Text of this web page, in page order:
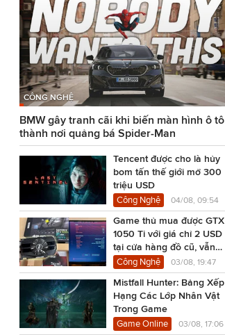
CÔNG NGHỆ
BMW gây tranh cãi khi biến màn hình ô tô
thành nơi quảng bá Spider-Man
Tencent được cho là hủy
bom tấn thế giới mở 300
triệu USD
Công Nghệ 04/08, 09:54
Game thủ mua được GTX
1050 Ti với giá chỉ 2 USD
tại cửa hàng đồ cũ, vẫn
chạy Cyberpunk 2077
Công Nghệ 03/08, 19:47
Mistfall Hunter: Bảng Xếp
Hạng Các Lớp Nhân Vật
Trong Game
Game Online 03/08, 17:06